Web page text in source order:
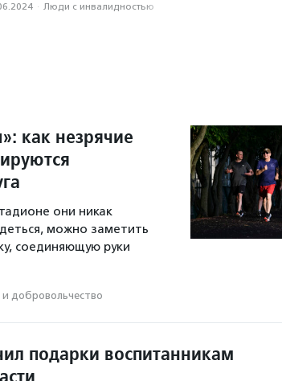
· Люди с инвалидностью
как незрячие
они никак
можно заметить
соединяющую руки
доброволь­чест­во
подарки воспитанникам